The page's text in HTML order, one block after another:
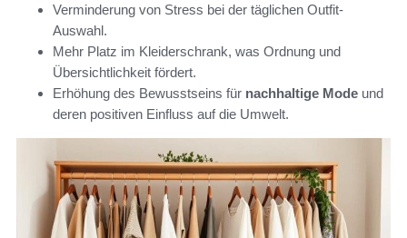
Verminderung von Stress bei der täglichen Outfit-
Auswahl.
Mehr Platz im Kleiderschrank, was Ordnung und
Übersichtlichkeit fördert.
Erhöhung des Bewusstseins für nachhaltige Mode und
deren positiven Einfluss auf die Umwelt.